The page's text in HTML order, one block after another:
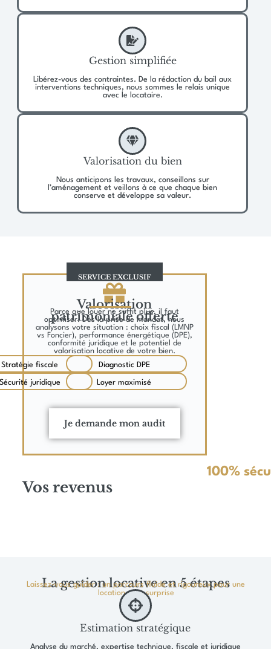
Gestion simplifiée
Libérez-vous des contraintes. De la rédaction du bail aux
interventions techniques, nous sommes le relais unique
avec le locataire.
Valorisation du bien
Nous anticipons les travaux, conseillons sur
l’aménagement et veillons à ce que chaque bien
conserve et développe sa valeur.
SERVICE EXCLUSIF
Valorisation
patrimoniale offerte
Parce que louer ne suffit plus, il faut
optimiser. Dès la prise de mandat, nous
analysons votre situation : choix fiscal (LMNP
vs Foncier), performance énergétique (DPE),
conformité juridique et le potentiel de
valorisation locative de votre bien.
Stratégie fiscale
juridique
Diagnostic DPE
Loyer maximisé
Je demande mon audit
Vos revenus
100%
La gestion locative en 5 étapes
Laissez-vous guider : un parcours fluide et rigoureux pour une
location sans surprise
Estimation stratégique
Analyse du marché, expertise technique, fiscale et juridique